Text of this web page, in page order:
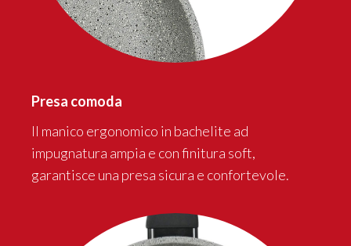
Presa comoda
Il manico ergonomico in bachelite ad
impugnatura ampia e con finitura soft,
garantisce una presa sicura e confortevole.